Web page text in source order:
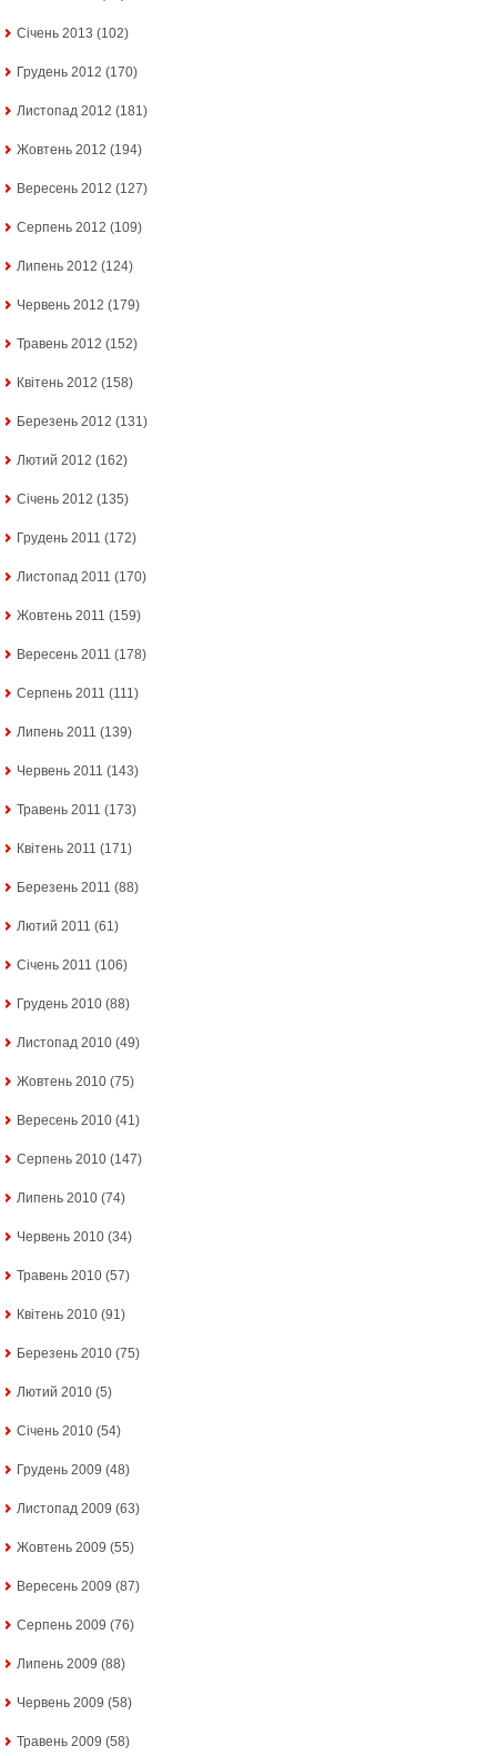
Січень 2013 (102)
Грудень 2012 (170)
Листопад 2012 (181)
Жовтень 2012 (194)
Вересень 2012 (127)
Серпень 2012 (109)
Липень 2012 (124)
Червень 2012 (179)
Травень 2012 (152)
Квітень 2012 (158)
Березень 2012 (131)
Лютий 2012 (162)
Січень 2012 (135)
Грудень 2011 (172)
Листопад 2011 (170)
Жовтень 2011 (159)
Вересень 2011 (178)
Серпень 2011 (111)
Липень 2011 (139)
Червень 2011 (143)
Травень 2011 (173)
Квітень 2011 (171)
Березень 2011 (88)
Лютий 2011 (61)
Січень 2011 (106)
Грудень 2010 (88)
Листопад 2010 (49)
Жовтень 2010 (75)
Вересень 2010 (41)
Серпень 2010 (147)
Липень 2010 (74)
Червень 2010 (34)
Травень 2010 (57)
Квітень 2010 (91)
Березень 2010 (75)
Лютий 2010 (5)
Січень 2010 (54)
Грудень 2009 (48)
Листопад 2009 (63)
Жовтень 2009 (55)
Вересень 2009 (87)
Серпень 2009 (76)
Липень 2009 (88)
Червень 2009 (58)
Травень 2009 (58)